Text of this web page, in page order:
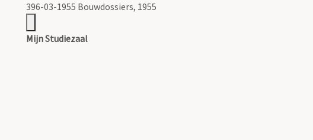
396-03-1955 Bouwdossiers, 1955
Mijn Studiezaal